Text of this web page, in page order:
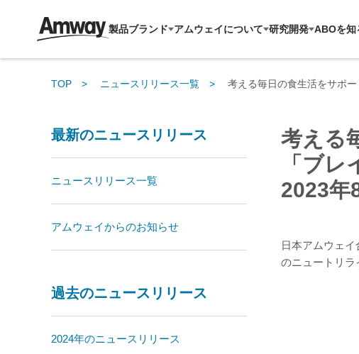
製品ブランド アムウェイについて 研究開発 ABOを知
TOP ニュースリリース一覧 考える毎日の食生活をサポ
考える
「ブ
2023年
日本アムウェ
のニュートリ
最新のニュースリリース
ニュースリリース一覧
アムウェイからのお知らせ
過去のニュースリリース
2024年のニュースリリース